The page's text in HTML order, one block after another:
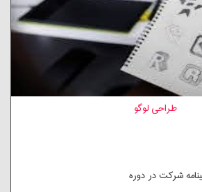
طراحی لوگو
شرکت در دوره